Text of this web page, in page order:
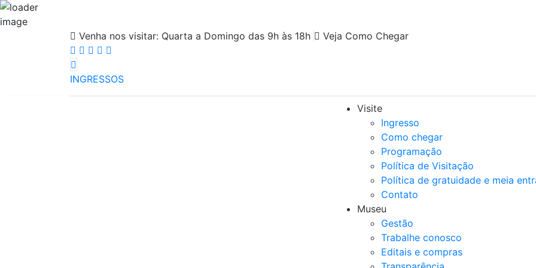
Venha nos visitar: Quarta a Domingo das 9h às 18h Veja Como Chegar
INGRESSOS
Visite
Ingresso
Como chegar
Programação
Política de Visitação
Política de gratuidade e meia
Contato
Museu
Gestão
Trabalhe conosco
Editais e compras